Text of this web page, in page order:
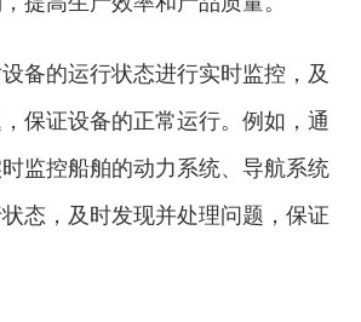
的运行状态进行实时监控，及
保证设备的正常运行。例如，通
监控船舶的动力系统、导航系统
态，及时发现并处理问题，保证